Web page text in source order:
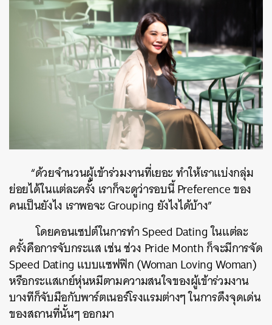
“ด้วยจำนวนผู้เข้าร่วมงานที่เยอะ ทำให้เราแบ่งกลุ่ม
ย่อยได้ในแต่ละครั้ง เราก็จะดูว่ารอบนี้ Preference ของ
คนเป็นยังไง เราพอจะ Grouping ยังไงได้บ้าง”
โดยคอนเซปต์ในการทำ Speed Dating ในแต่ละ
ครั้งคือการจับกระแส เช่น ช่วง Pride Month ก็จะมีการจัด
Speed Dating แบบแซฟฟิก (Woman Loving Woman)
หรือกระแสเกย์หุ่นหมีตามความสนใจของผู้เข้าร่วมงาน
บางทีก็จับมือกับพาร์ตเนอร์โรงแรมต่างๆ ในการดึงจุดเด่น
ของสถานที่นั้นๆ ออกมา